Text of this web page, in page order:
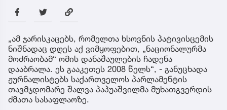
„ამ ჯარისკაცებს, რომელთა ხსოვნის პატივისცემის
ნიშნადაც დღეს აქ ვიმყოფებით, „ნაციონალურმა
მოძრაობამ“ ომის დანაშაულების ჩადენა
დააბრალა. ეს გააკეთეს 2008 წელს“, - განუცხადა
ჟურნალისტებს საქართველოს პარლამენტის
თავმჯდომარე შალვა პაპუაშვილმა მუხათგვერდის
ძმათა სასაფლაოზე.